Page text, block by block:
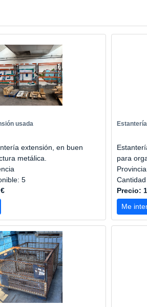
usada
extensión, en buen
metálica.
5
para
Precio:
Me